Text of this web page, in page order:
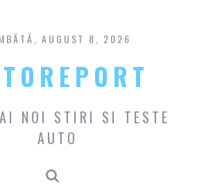
content
AUGUST 8, 2026
NOI STIRI SI TESTE
AUTO